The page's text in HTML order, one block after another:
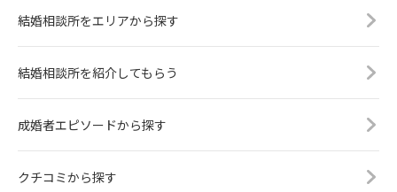
結婚相談所をエリアから探す
結婚相談所を紹介してもらう
成婚者エピソードから探す
クチコミから探す